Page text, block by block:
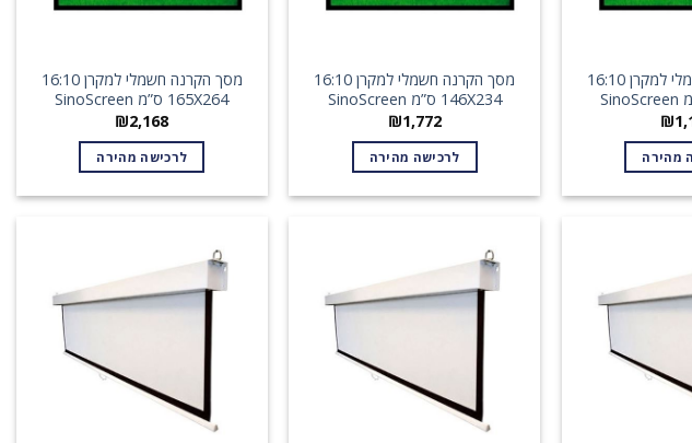
מסך הקרנה חשמלי למקרן 16:10
₪
מהירה
מסך הקרנה חשמלי למקרן 16:10
146X234 ס”מ SinoScreen
₪1,772
לרכישה מהירה
מסך הקרנה חשמלי למקרן 16:10
165X264 ס”מ SinoScreen
₪2,168
לרכישה מהירה